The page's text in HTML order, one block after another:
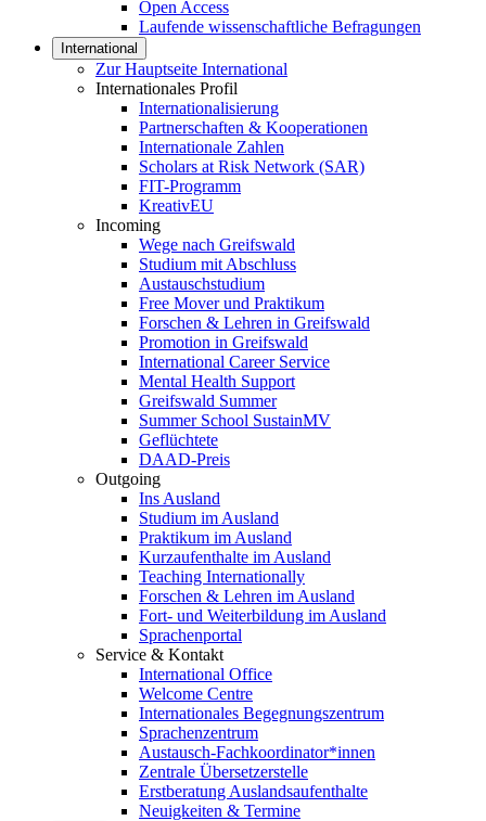
Open Access
Laufende wissenschaftliche Befragungen
International
Zur Hauptseite International
Internationales Profil
Internationalisierung
Partnerschaften & Kooperationen
Internationale Zahlen
Scholars at Risk Network (SAR)
FIT-Programm
KreativEU
Incoming
Wege nach Greifswald
Studium mit Abschluss
Austauschstudium
Free Mover und Praktikum
Forschen & Lehren in Greifswald
Promotion in Greifswald
International Career Service
Mental Health Support
Greifswald Summer
Summer School SustainMV
Geflüchtete
DAAD-Preis
Outgoing
Ins Ausland
Studium im Ausland
Praktikum im Ausland
Kurzaufenthalte im Ausland
Teaching Internationally
Forschen & Lehren im Ausland
Fort- und Weiterbildung im Ausland
Sprachenportal
Service & Kontakt
International Office
Welcome Centre
Internationales Begegnungszentrum
Sprachenzentrum
Austausch-Fachkoordinator*innen
Zentrale Übersetzerstelle
Erstberatung Auslandsaufenthalte
Neuigkeiten & Termine